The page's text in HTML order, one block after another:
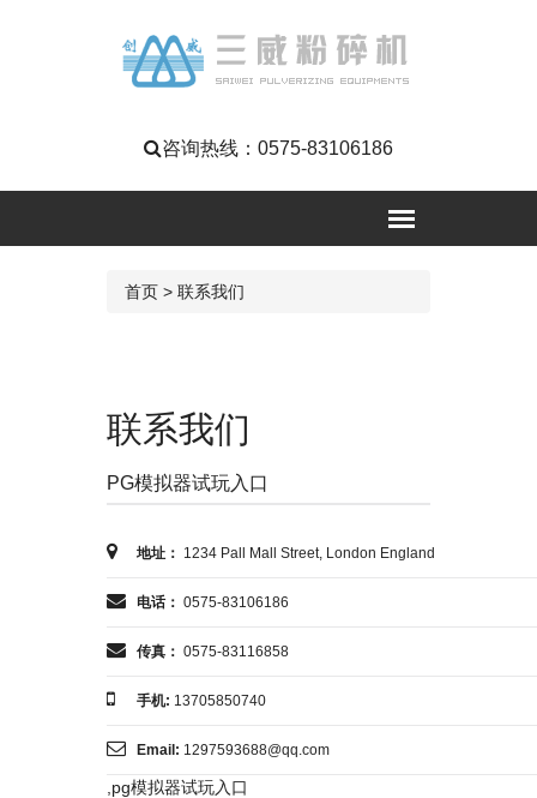
咨询热线： 0575-83106186
首页 > 联系我们
联系我们
PG模拟器试玩入口
地址： 1234 Pall Mall Street, London England
电话： 0575-83106186
传真： 0575-83116858
手机: 13705850740
Email: 1297593688@qq.com
,pg模拟器试玩入口